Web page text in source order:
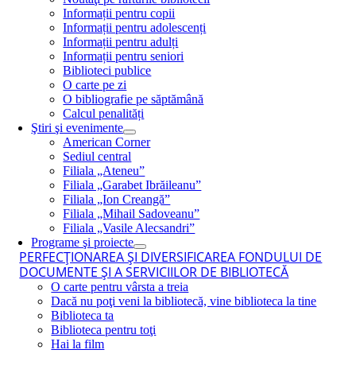
Informații pentru copii
Informații pentru adolescenți
Informații pentru adulți
Informații pentru seniori
Biblioteci publice
O carte pe zi
O bibliografie pe săptămână
Calcul penalități
Ştiri şi evenimente
American Corner
Sediul central
Filiala „Ateneu”
Filiala „Garabet Ibrăileanu”
Filiala „Ion Creangă”
Filiala „Mihail Sadoveanu”
Filiala „Vasile Alecsandri”
Programe şi proiecte
PERFECŢIONAREA ŞI DIVERSIFICAREA FONDULUI DE
DOCUMENTE ŞI A SERVICIILOR DE BIBLIOTECĂ
O carte pentru vârsta a treia
Dacă nu poţi veni la bibliotecă, vine biblioteca la tine
Biblioteca ta
Biblioteca pentru toţi
Hai la film